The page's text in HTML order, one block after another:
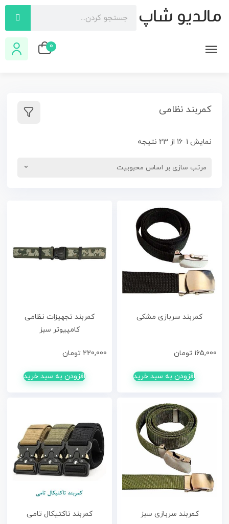
0
کمربند نظامی
نمایش 1–16 از 23 نتیجه
کمربند سربازی مشکی
165,000 تومان
افزودن به سبد خرید
کمربند تجهیزات نظامی
کامپیوتر سبز
220,000 تومان
افزودن به سبد خرید
کمربند سربازی سبز کمربند تاکتیکال تامی